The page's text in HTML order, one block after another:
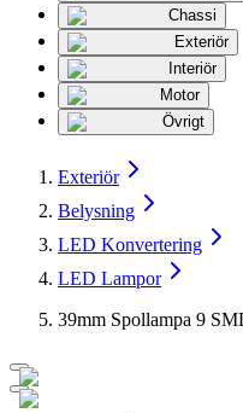
Chassi
Exteriör
Interiör
Motor
Övrigt
Exteriör
Belysning
LED Konvertering
LED Lampor
39mm Spollampa 9